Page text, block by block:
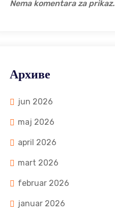
Nema komentara za prikaz.
Архиве
jun 2026
maj 2026
april 2026
mart 2026
februar 2026
januar 2026